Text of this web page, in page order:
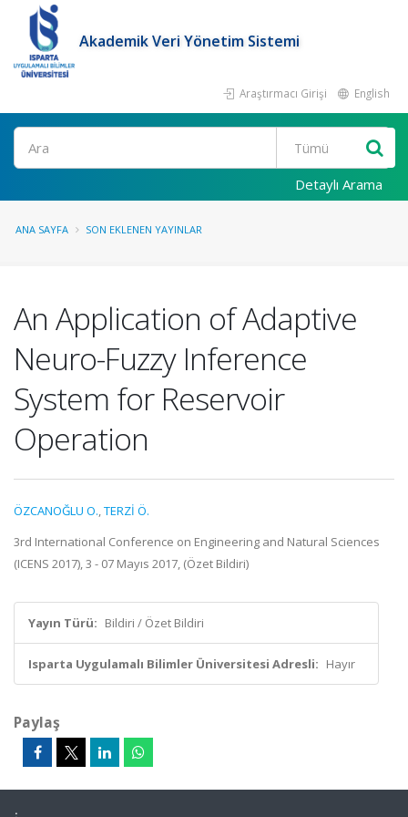
Akademik Veri Yönetim Sistemi
Araştırmacı Girişi English
Ara
Detaylı Arama
ANA SAYFA SON EKLENEN YAYINLAR
An Application of Adaptive
Neuro-Fuzzy Inference
System for Reservoir
Operation
ÖZCANOĞLU O.,TERZİ Ö.
3rd International Conference on Engineering and Natural Sciences
(ICENS 2017), 3 - 07 Mayıs 2017, (Özet Bildiri)
Yayın Türü: Bildiri / Özet Bildiri
Isparta Uygulamalı Bilimler Üniversitesi Adresli: Hayır
Paylaş